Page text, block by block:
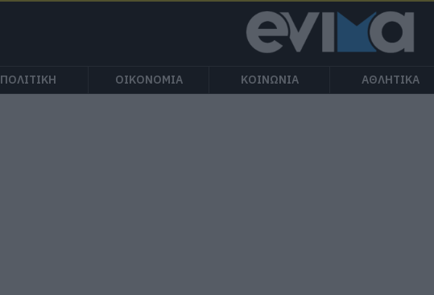
ΠΟΛΙΤΙΚΗ ΟΙΚΟΝΟΜΙΑ ΚΟΙΝΩΝΙΑ ΑΘΛΗΤΙΚΑ